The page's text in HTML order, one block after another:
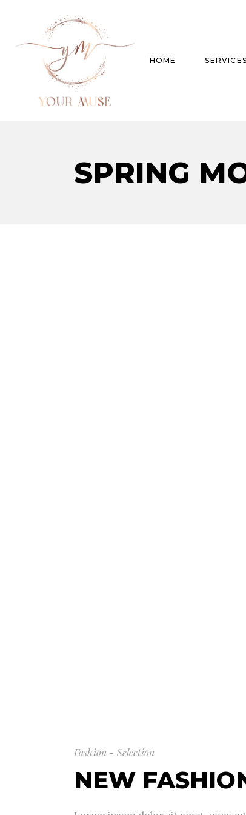
HOME SERVICES
Areas of
SPRING
Fashion - Selection
NEW